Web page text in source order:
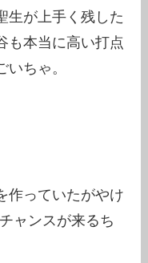
生が上手く残した
も本当に高い打点
ちゃ。
作っていたがやけ
ャンスが来るち